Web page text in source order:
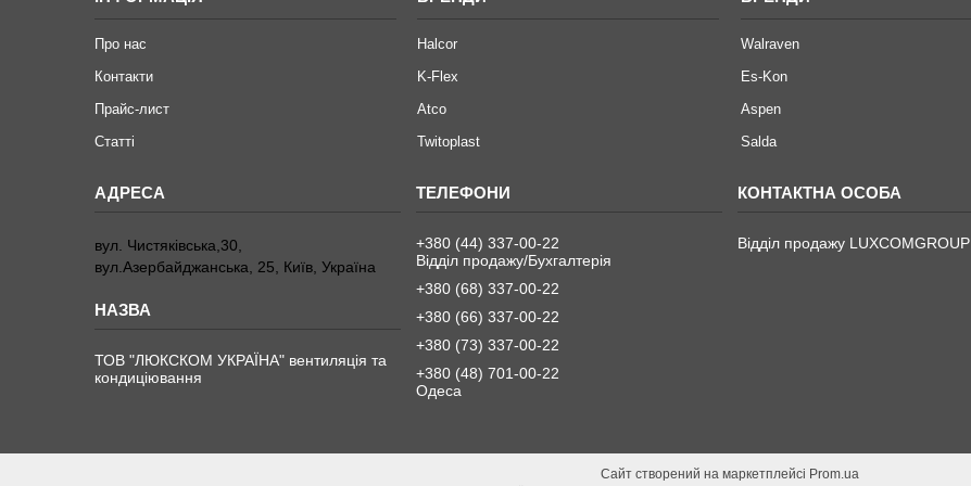
Про нас
Контакти
Прайс-лист
Статті
Halcor
K-Flex
Atco
Twitoplast
Walraven
Es-Kon
Aspen
Salda
вул. Чистяківська,30,
вул.Азербайджанська, 25, Київ, Україна
ТОВ "ЛЮКСКОМ УКРАЇНА" вентиляція та
кондиціювання
+380 (44) 337-00-22
Відділ продажу/Бухгалтерія
+380 (68) 337-00-22
+380 (66) 337-00-22
+380 (73) 337-00-22
+380 (48) 701-00-22
Одеса
Відділ продажу LUXCOMGROUP
Сайт створений на маркетплейсі Prom.ua